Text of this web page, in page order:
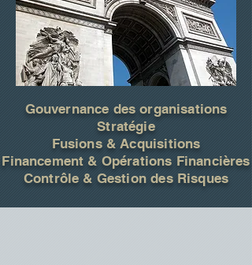
Gouvernance des organisations
Stratégie
Fusions & Acquisitions
Financement & Opérations Financières
Contrôle & Gestion des Risques